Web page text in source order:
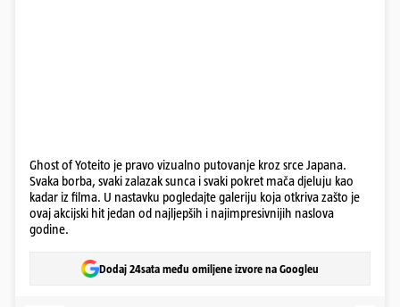
Ghost of Yoteito je pravo vizualno putovanje kroz srce Japana.
Svaka borba, svaki zalazak sunca i svaki pokret mača djeluju kao
kadar iz filma. U nastavku pogledajte galeriju koja otkriva zašto je
ovaj akcijski hit jedan od najljepših i najimpresivnijih naslova
godine.
Dodaj 24sata među omiljene izvore na Googleu